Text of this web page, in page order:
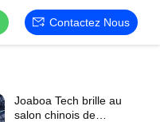
Contactez Nous
Joaboa Tech brille au
salon chinois de